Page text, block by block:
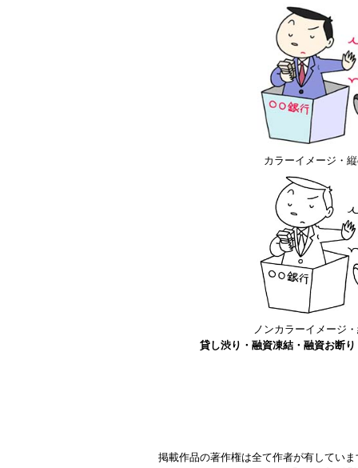
カラーイメージ・
ノンカラーイメージ
貸し渋り・融資凍結・融資お断
掲載作品の著作権は全て作者が有してい